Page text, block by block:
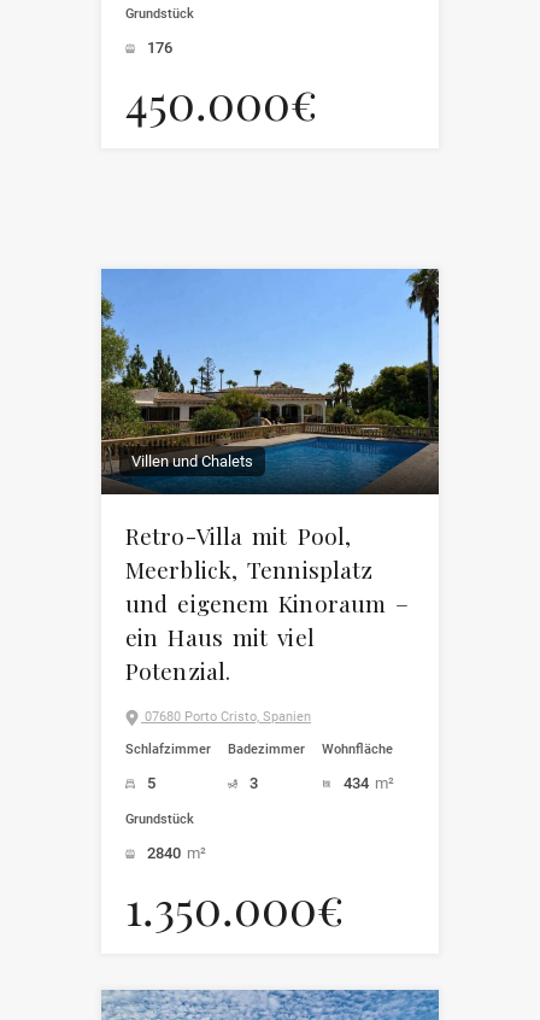
Grundstück
176
450.000€
Villen und Chalets
Retro-Villa mit Pool,
Meerblick, Tennisplatz
und eigenem Kinoraum –
ein Haus mit viel
Potenzial.
07680 Porto Cristo, Spanien
Schlafzimmer
5
Badezimmer
3
Wohnfläche
434 m²
Grundstück
2840 m²
1.350.000€